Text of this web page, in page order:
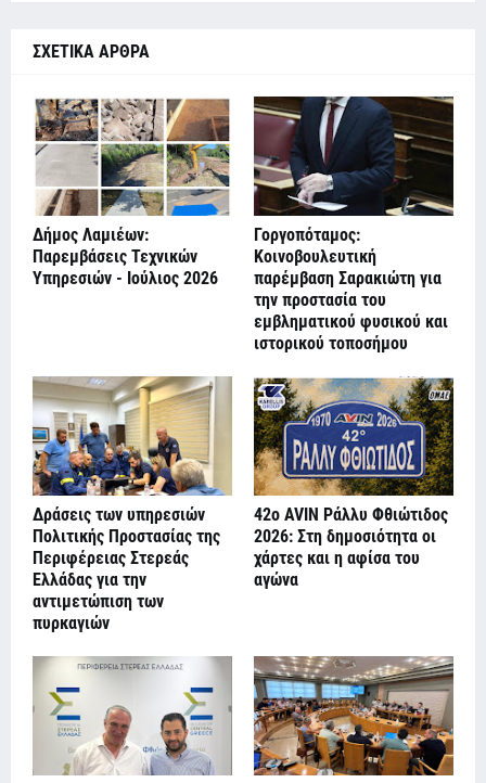
ΣΧΕΤΙΚΑ ΑΡΘΡΑ
Δήμος Λαμιέων:
Παρεμβάσεις Τεχνικών
Υπηρεσιών - Ιούλιος 2026
Γοργοπόταμος:
Κοινοβουλευτική
παρέμβαση Σαρακιώτη για
την προστασία του
εμβληματικού φυσικού και
ιστορικού τοποσήμου
Δράσεις των υπηρεσιών
Πολιτικής Προστασίας της
Περιφέρειας Στερεάς
Ελλάδας για την
αντιμετώπιση των
πυρκαγιών
42ο AVIN Ράλλυ Φθιώτιδος
2026: Στη δημοσιότητα οι
χάρτες και η αφίσα του
αγώνα